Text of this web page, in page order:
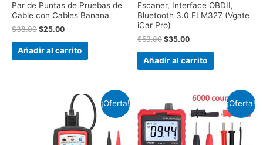
Par de Puntas de Pruebas de
Cable con Cables Banana
$38.00 $25.00
Añadir al carrito
Escaner, Interface OBDII,
Bluetooth 3.0 ELM327 (Vgate
iCar Pro)
$53.00 $35.00
Añadir al carrito
¡Oferta! ¡Oferta!